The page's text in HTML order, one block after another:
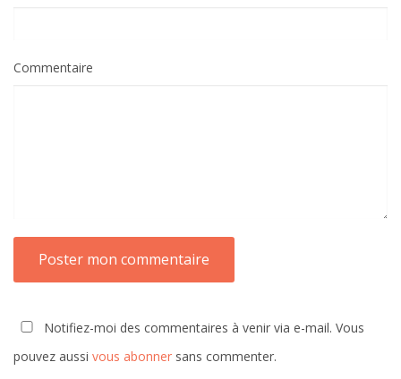
Commentaire
Notifiez-moi des commentaires à venir via e-mail. Vous
pouvez aussi vous abonner sans commenter.